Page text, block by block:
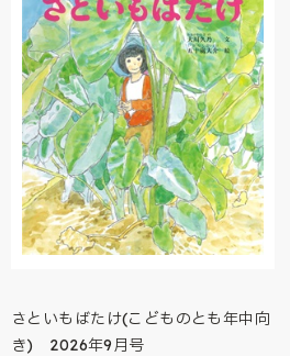
さといもばたけ(こどものとも年中向
き) 2026年9月号